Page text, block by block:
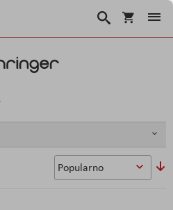
Košarica
Traži